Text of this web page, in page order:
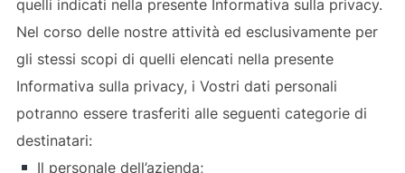
quelli indicati nella presente Informativa sulla privacy.
Nel corso delle nostre attività ed esclusivamente per
gli stessi scopi di quelli elencati nella presente
Informativa sulla privacy, i Vostri dati personali
potranno essere trasferiti alle seguenti categorie di
destinatari:
Il personale dell’azienda;